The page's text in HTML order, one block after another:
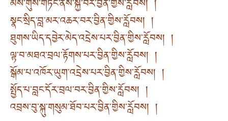
མོས་གུས་གཏིང་ནས་སྐྱེ་བར་བྱིན་གྱིས་རློབས། །
སྣང་སྲིད་བླ་མར་འཆར་བར་བྱིན་གྱིས་རློབས། །
ཐུགས་ཡིད་དབྱེར་མེད་འདྲེས་པར་བྱིན་གྱིས་རློབས། །
ལྟ་བ་མཐའ་བྲལ་རྟོགས་པར་བྱིན་གྱིས་རློབས། །
སྒོམ་པ་འཁོར་ཡུག་འདྲེས་པར་བྱིན་གྱིས་རློབས། །
སྤྱོད་པ་བླང་དོར་བྲལ་བར་བྱིན་གྱིས་རློབས། །
འབྲས་བུ་སྐུ་གསུམ་ཐོབ་པར་བྱིན་གྱིས་རློབས། །